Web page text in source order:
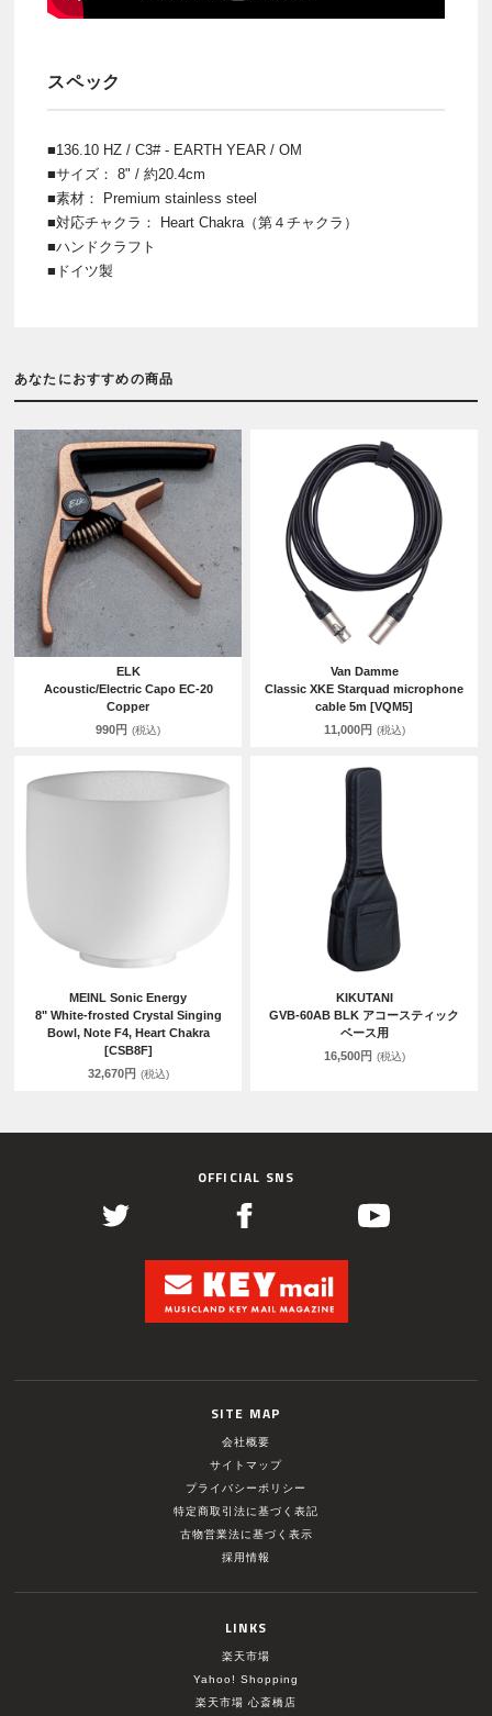
スペック
■136.10 HZ / C3# - EARTH YEAR / OM
■サイズ： 8" / 約20.4cm
■素材： Premium stainless steel
■対応チャクラ： Heart Chakra（第４チャクラ）
■ハンドクラフト
■ドイツ製
あなたにおすすめの商品
ELK
Acoustic/Electric Capo EC-20
Copper
990円 (税込)
Van Damme
Classic XKE Starquad microphone
cable 5m [VQM5]
11,000円 (税込)
MEINL Sonic Energy
8" White-frosted Crystal Singing
Bowl, Note F4, Heart Chakra
[CSB8F]
32,670円 (税込)
KIKUTANI
GVB-60AB BLK アコースティック
ベース用
16,500円 (税込)
OFFICIAL SNS
SITE MAP
会社概要
サイトマップ
プライバシーポリシー
特定商取引法に基づく表記
古物営業法に基づく表示
採用情報
LINKS
楽天市場
Yahoo! Shopping
楽天市場 心斎橋店